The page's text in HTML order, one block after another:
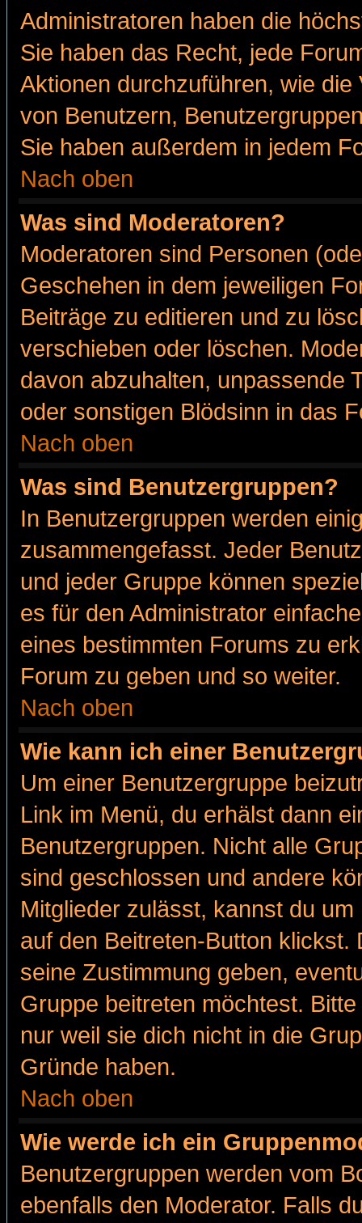
Administratoren haben die
Sie haben das Recht, jede
Aktionen durchzuführen, wie
von Benutzern,
Sie haben außerdem in jedem
Nach oben
Was sind Moderatoren?
Moderatoren sind Personen
Geschehen in dem jeweiligen
Beiträge zu editieren und zu
verschieben oder löschen.
davon abzuhalten, unpassende
oder sonstigen Blödsinn in das
Nach oben
Was sind Benutzergruppen?
In Benutzergruppen werden
zusammengefasst. Jeder
und jeder Gruppe können
es für den Administrator
eines bestimmten Forums zu
Forum zu geben und so weiter.
Nach oben
Wie kann ich einer
Um einer Benutzergruppe
Link im Menü, du erhälst dann
Benutzergruppen. Nicht alle
sind geschlossen und andere
Mitglieder zulässt, kannst du
auf den Beitreten-Button
seine Zustimmung geben,
Gruppe beitreten möchtest.
nur weil sie dich nicht in die
Gründe haben.
Nach oben
Wie werde ich ein
Benutzergruppen werden vom
ebenfalls den Moderator. Falls